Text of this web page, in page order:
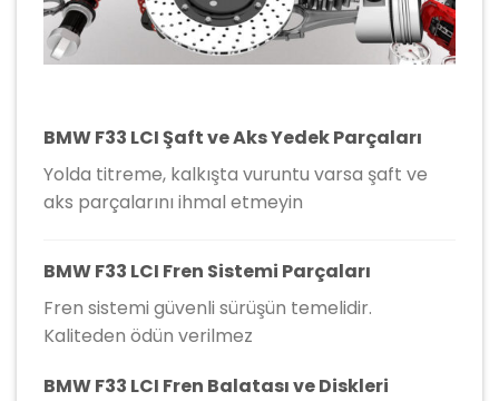
BMW F33 LCI Şaft ve Aks Yedek Parçaları
Yolda titreme, kalkışta vuruntu varsa şaft ve
aks parçalarını ihmal etmeyin
BMW F33 LCI Fren Sistemi Parçaları
Fren sistemi güvenli sürüşün temelidir.
Kaliteden ödün verilmez
BMW F33 LCI Fren Balatası ve Diskleri